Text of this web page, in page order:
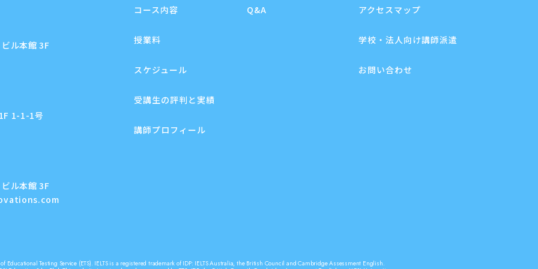
ル本館 3F
1-1-1号
ル本館 3F
コース内容
授業料
スケジュール
受講生の評判と実績
講師プロフィール
Q&A アクセスマップ
学校・法人向け講師派遣
お問い合わせ
Educational Testing Service (ETS). IELTS is a registered trademark of IDP: IELTS Australia, the British Council and Cambridge Assessment English.